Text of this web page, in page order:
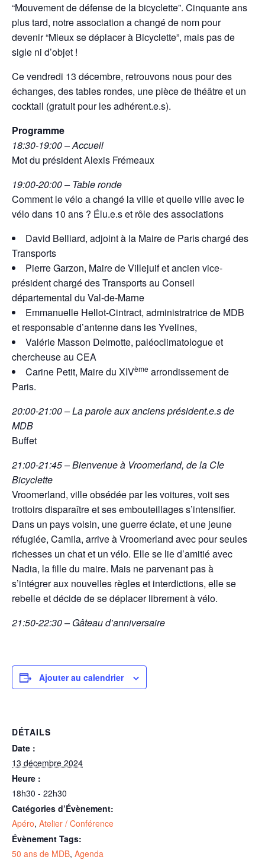
“Mouvement de défense de la bicyclette”. Cinquante ans
plus tard, notre association a changé de nom pour
devenir “Mieux se déplacer à Bicyclette”, mais pas de
sigle ni d’objet !
Ce vendredi 13 décembre, retrouvons nous pour des
échanges, des tables rondes, une pièce de théâtre et un
cocktail (gratuit pour les adhérent.e.s).
Programme
18:30-19:00 – Accueil
Mot du président Alexis Frémeaux
19:00-20:00 – Table ronde
Comment le vélo a changé la ville et quelle ville avec le
vélo dans 10 ans ? Élu.e.s et rôle des associations
David Belliard, adjoint à la Maire de Paris chargé des
Transports
Pierre Garzon, Maire de Villejuif et ancien vice-
président chargé des Transports au Conseil
départemental du Val-de-Marne
Emmanuelle Hellot-Cintract, administratrice de MDB
et responsable d’antenne dans les Yvelines,
Valérie Masson Delmotte, paléoclimatologue et
chercheuse au CEA
Carine Petit, Maire du XIVème arrondissement de
Paris.
20:00-21:00 – La parole aux anciens président.e.s de
MDB
Buffet
21:00-21:45 – Bienvenue à Vroomerland, de la CIe
Bicyclette
Vroomerland, ville obsédée par les voitures, voit ses
trottoirs disparaître et ses embouteillages s’intensifier.
Dans un pays voisin, une guerre éclate, et une jeune
réfugiée, Camila, arrive à Vroomerland avec pour seules
richesses un chat et un vélo. Elle se lie d’amitié avec
Nadia, la fille du maire. Mais ne parvenant pas à
s’intégrer aux nouvelles règles et interdictions, elle se
rebelle et décide de se déplacer librement à vélo.
21:50-22:30 – Gâteau d’anniversaire
Ajouter au calendrier
DÉTAILS
Date :
13 décembre 2024
Heure :
18h30 - 22h30
Catégories d’Évènement:
Apéro, Atelier / Conférence
Évènement Tags:
50 ans de MDB, Agenda